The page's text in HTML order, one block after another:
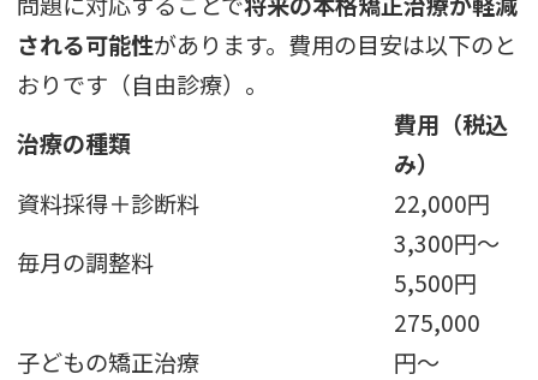
される可能性があります。費用の目安は以下のと
おりです（自由診療）。
治療の種類
費用（税込
み）
資料採得＋診断料
22,000円
毎月の調整料
3,300円〜
5,500円
子どもの矯正治療
275,000
円〜